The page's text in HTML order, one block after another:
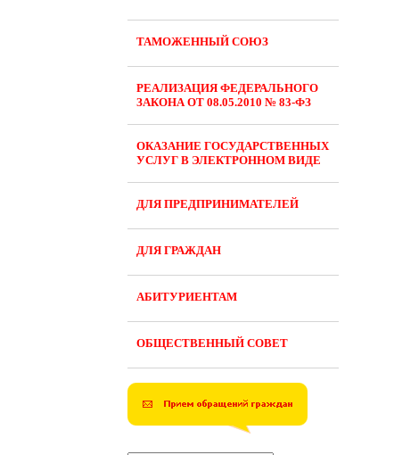
ТАМОЖЕННЫЙ СОЮЗ
РЕАЛИЗАЦИЯ ФЕДЕРАЛЬНОГО
ЗАКОНА ОТ 08.05.2010 № 83-ФЗ
ОКАЗАНИЕ ГОСУДАРСТВЕННЫХ
УСЛУГ В ЭЛЕКТРОННОМ ВИДЕ
ДЛЯ ПРЕДПРИНИМАТЕЛЕЙ
ДЛЯ ГРАЖДАН
АБИТУРИЕНТАМ
ОБЩЕСТВЕННЫЙ СОВЕТ